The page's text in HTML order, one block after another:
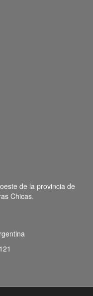
de la provincia de
Chicas.